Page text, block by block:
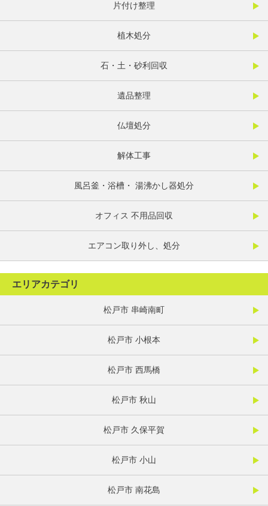
片付け整理
植木処分
石・土・砂利回収
遺品整理
仏壇処分
解体工事
風呂釜・浴槽・ 湯沸かし器処分
オフィス 不用品回収
エアコン取り外し、処分
エリアカテゴリ
松戸市 串崎南町
松戸市 小根本
松戸市 西馬橋
松戸市 秋山
松戸市 久保平賀
松戸市 小山
松戸市 南花島